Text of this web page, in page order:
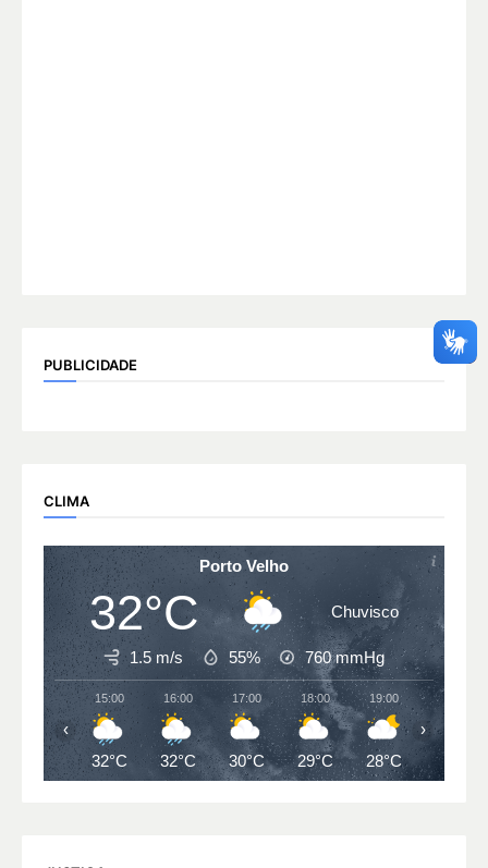
PUBLICIDADE
CLIMA
Porto Velho
32°C Chuvisco
1.5 m/s 55% 760mmHg
15:00
32°C
16:00
32°C
17:00
30°C
18:00
29°C
19:00
28°C
20:00
27°C
‹ ›